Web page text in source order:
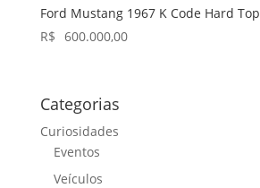
Ford Mustang 1967 K Code Hard Top
R$ 600.000,00
Categorias
Curiosidades
Eventos
Veículos